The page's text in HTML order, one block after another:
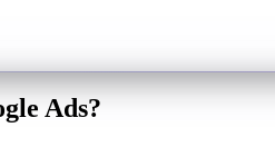
Ads?